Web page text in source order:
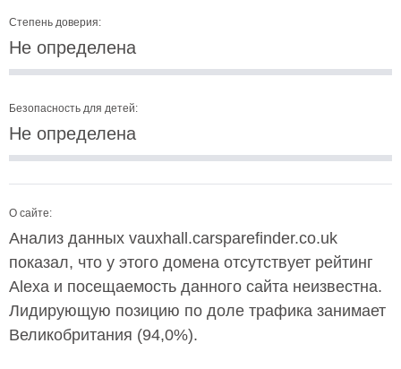
Степень доверия:
Не определена
Безопасность для детей:
Не определена
О сайте:
Анализ данных vauxhall.carsparefinder.co.uk
показал, что у этого домена отсутствует рейтинг
Alexa и посещаемость данного сайта неизвестна.
Лидирующую позицию по доле трафика занимает
Великобритания (94,0%).